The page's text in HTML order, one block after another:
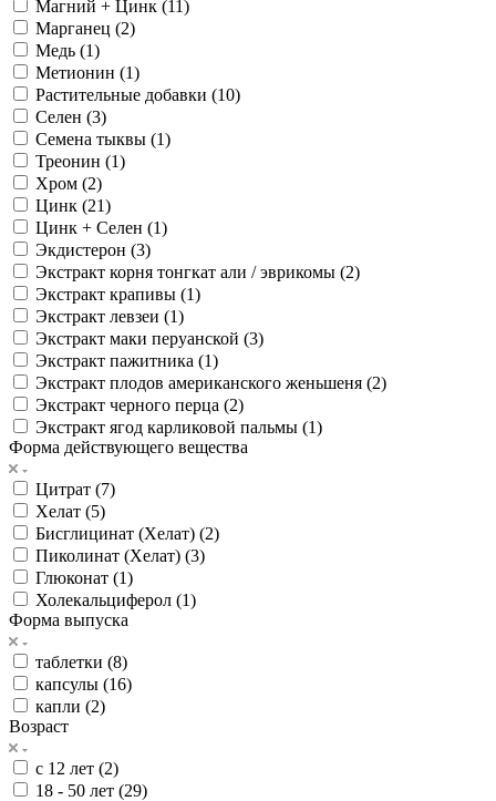
Магний + Цинк (11 )
Марганец (2)
Медь (1)
Метионин (1)
Растительные добавки (10)
Селен (3)
Семена тыквы (1)
Треонин (1)
Хром (2)
Цинк (21)
Цинк + Селен (1)
Экдистерон (3)
Экстракт корня тонгкат али / эврикомы (2)
Экстракт крапивы (1)
Экстракт левзеи (1)
Экстракт маки перуанской (3)
Экстракт пажитника (1)
Экстракт плодов американского женьшеня (2)
Экстракт черного перца (2)
Экстракт ягод карликовой пальмы (1)
Форма действующего вещества
Цитрат (7)
Хелат (5)
Бисглицинат (Хелат) (2)
Пиколинат (Хелат) (3)
Глюконат (1)
Холекальциферол (1)
Форма выпуска
таблетки (8)
капсулы (16)
капли (2)
Возраст
с 12 лет (2)
18 - 50 лет (29)